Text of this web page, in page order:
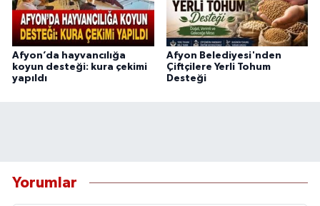
Afyon’da hayvancılığa
koyun desteği: kura çekimi
yapıldı
Afyon Belediyesi'nden
Çiftçilere Yerli Tohum
Desteği
Yorumlar